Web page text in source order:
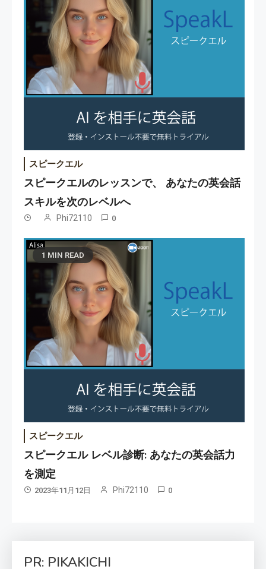
スピークエル
スピークエルのレッスンで、 あなたの英会話
スキルを次のレベルへ
Phi72110 0
1 MIN READ
スピークエル
スピークエル レベル診断: あなたの英会話力
を測定
2023年11月12日 Phi72110 0
PR: PIKAKICHI